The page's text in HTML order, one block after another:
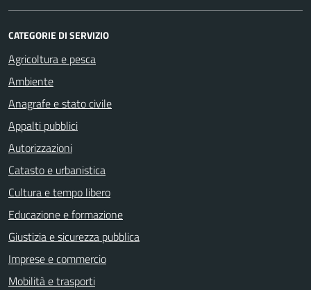
CATEGORIE DI SERVIZIO
Agricoltura e pesca
Ambiente
Anagrafe e stato civile
Appalti pubblici
Autorizzazioni
Catasto e urbanistica
Cultura e tempo libero
Educazione e formazione
Giustizia e sicurezza pubblica
Imprese e commercio
Mobilità e trasporti